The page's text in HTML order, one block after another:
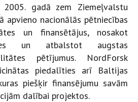
2005. gadā zem Ziemeļvalstu
apvieno nacionālās pētniecības
un finansētājus, nosakot
un atbalstot augstas
pētījumus. NordForsk
piedalīties arī Baltijas
piešķir finansējumu savām
dalībai projektos.